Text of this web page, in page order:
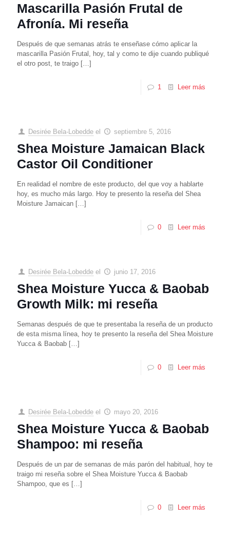
Mascarilla Pasión Frutal de
Afronía. Mi reseña
Después de que semanas atrás te enseñase cómo aplicar la
mascarilla Pasión Frutal, hoy, tal y como te dije cuando publiqué
el otro post, te traigo […]
1 Leer más
Desirée Bela-Lobedde el septiembre 5, 2016
Shea Moisture Jamaican Black
Castor Oil Conditioner
En realidad el nombre de este producto, del que voy a hablarte
hoy, es mucho más largo. Hoy te presento la reseña del Shea
Moisture Jamaican […]
0 Leer más
Desirée Bela-Lobedde el junio 17, 2016
Shea Moisture Yucca & Baobab
Growth Milk: mi reseña
Semanas después de que te presentaba la reseña de un producto
de esta misma línea, hoy te presento la reseña del Shea Moisture
Yucca & Baobab […]
0 Leer más
Desirée Bela-Lobedde el mayo 20, 2016
Shea Moisture Yucca & Baobab
Shampoo: mi reseña
Después de un par de semanas de más parón del habitual, hoy te
traigo mi reseña sobre el Shea Moisture Yucca & Baobab
Shampoo, que es […]
0 Leer más